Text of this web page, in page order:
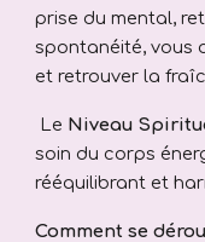
prise du mental,
spontanéité, vous
et retrouver la
Le Niveau
soin du corps
rééquilibrant et
Comment se